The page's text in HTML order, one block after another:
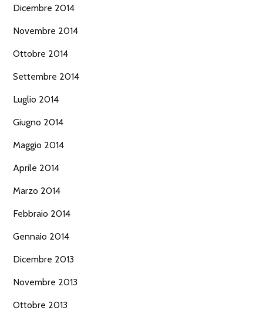
Dicembre 2014
Novembre 2014
Ottobre 2014
Settembre 2014
Luglio 2014
Giugno 2014
Maggio 2014
Aprile 2014
Marzo 2014
Febbraio 2014
Gennaio 2014
Dicembre 2013
Novembre 2013
Ottobre 2013